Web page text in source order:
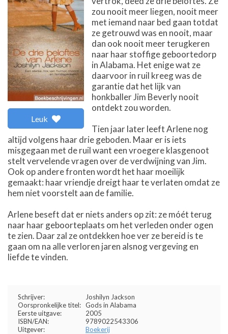
Leuk
zou nooit meer liegen, nooit meer
met iemand naar bed gaan totdat
ze getrouwd was en nooit, maar
dan ook nooit meer terugkeren
naar haar stoffige geboortedorp
in Alabama. Het enige wat ze
daarvoor in ruil kreeg was de
garantie dat het lijk van
honkballer Jim Beverly nooit
ontdekt zou worden.
Tien jaar later leeft Arlene nog
altijd volgens haar drie geboden. Maar er is iets
misgegaan met de ruil want een vroegere klasgenoot
stelt vervelende vragen over de verdwijning van Jim.
Ook op andere fronten wordt het haar moeilijk
gemaakt: haar vriendje dreigt haar te verlaten omdat ze
hem niet voorstelt aan de familie.
Arlene beseft dat er niets anders op zit: ze móét terug
naar haar geboorteplaats om het verleden onder ogen
te zien. Daar zal ze ontdekken hoe ver ze bereid is te
gaan om na alle verloren jaren alsnog vergeving en
liefde te vinden.
Schrijver:
Joshilyn Jackson
Oorspronkelijke titel: Gods in Alabama
Eerste uitgave:
2005
ISBN/EAN:
9789022543306
Uitgever:
Boekerij